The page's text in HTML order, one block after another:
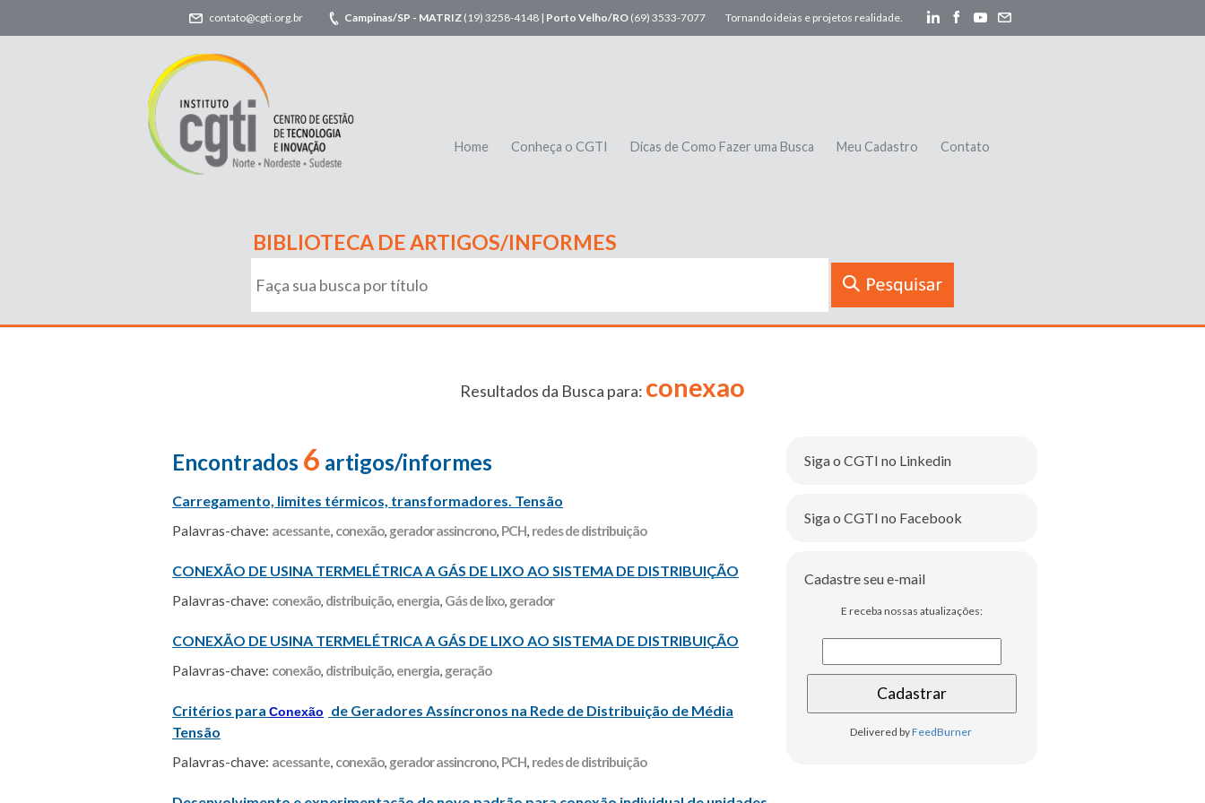
contato@cgti.org.br Campinas/SP - MATRIZ (19) 3258-4148 | Porto Velho/RO (69) 3533-7077 Tornando ideias e projetos realidade.
Home Conheça o CGTI Dicas de Como Fazer uma Busca Meu Cadastro Contato
BIBLIOTECA DE ARTIGOS/INFORMES
Resultados da Busca para: conexao
Encontrados 6 artigos/informes
Carregamento, limites térmicos, transformadores. Tensão
Palavras-chave: acessante, conexão, gerador assincrono, PCH, redes de distribuição
CONEXÃO DE USINA TERMELÉTRICA A GÁS DE LIXO AO SISTEMA DE DISTRIBUIÇÃO
Palavras-chave: conexão, distribuição, energia, Gás de lixo, gerador
CONEXÃO DE USINA TERMELÉTRICA A GÁS DE LIXO AO SISTEMA DE DISTRIBUIÇÃO
Palavras-chave: conexão, distribuição, energia, geração
Critérios para Conexão
de Geradores Assíncronos na Rede de Distribuição de Média
Tensão
Palavras-chave: acessante, conexão, gerador assincrono, PCH, redes de distribuição
Siga o CGTI no Linkedin
Siga o CGTI no Facebook
Cadastre seu e-mail
E receba nossas atualizações:
Delivered byFeedBurner